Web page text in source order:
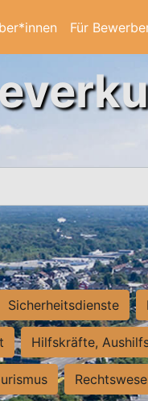
Für
Sicherheitsdienste
Hilfskräfte,